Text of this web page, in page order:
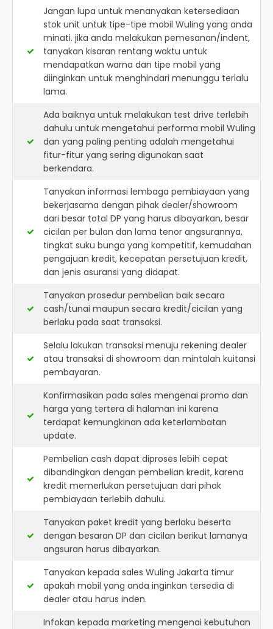
Jangan lupa untuk menanyakan ketersediaan
stok unit untuk tipe-tipe mobil Wuling yang anda
minati. jika anda melakukan pemesanan/indent,
tanyakan kisaran rentang waktu untuk
mendapatkan warna dan tipe mobil yang
diinginkan untuk menghindari menunggu terlalu
lama.
Ada baiknya untuk melakukan test drive terlebih
dahulu untuk mengetahui performa mobil Wuling
dan yang paling penting adalah mengetahui
fitur-fitur yang sering digunakan saat
berkendara.
Tanyakan informasi lembaga pembiayaan yang
bekerjasama dengan pihak dealer/showroom
dari besar total DP yang harus dibayarkan, besar
cicilan per bulan dan lama tenor angsurannya,
tingkat suku bunga yang kompetitif, kemudahan
pengajuan kredit, kecepatan persetujuan kredit,
dan jenis asuransi yang didapat.
Tanyakan prosedur pembelian baik secara
cash/tunai maupun secara kredit/cicilan yang
berlaku pada saat transaksi.
Selalu lakukan transaksi menuju rekening dealer
atau transaksi di showroom dan mintalah kuitansi
pembayaran.
Konfirmasikan pada sales mengenai promo dan
harga yang tertera di halaman ini karena
terdapat kemungkinan ada keterlambatan
update.
Pembelian cash dapat diproses lebih cepat
dibandingkan dengan pembelian kredit, karena
kredit memerlukan persetujuan dari pihak
pembiayaan terlebih dahulu.
Tanyakan paket kredit yang berlaku beserta
dengan besaran DP dan cicilan berikut lamanya
angsuran harus dibayarkan.
Tanyakan kepada sales Wuling Jakarta timur
apakah mobil yang anda inginkan tersedia di
dealer atau harus inden.
Infokan kepada marketing mengenai kebutuhan